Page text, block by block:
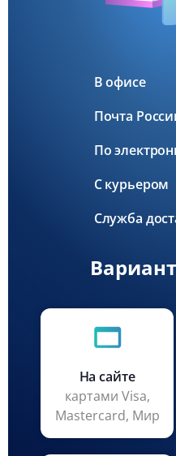
В офисе
Почта
По
С курьером
Служба
На сайте
картами Visa,
Mastercard, Мир